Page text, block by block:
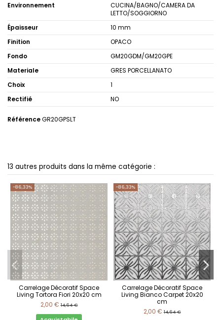
Environnement
CUCINA/BAGNO/CAMERA DA
LETTO/SOGGIORNO
Épaisseur
10 mm
Finition
OPACO
Fondo
GM20GDM/GM20GPE
Materiale
GRES PORCELLANATO
Choix
1
Rectifié
NO
RéférenceGR20GPSLT
13 autres produits dans la même catégorie :
-86,33%
Carrelage Décoratif Space
Living Tortora Fiori 20x20 cm
2,00 €14,64 €
-86,33%
Carrelage Décoratif Space
Living Bianco Carpet 20x20
cm
2,00 €14,64 €